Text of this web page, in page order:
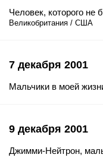
Человек, которого не
Великобритания / США
7 декабря 2001
Мальчики в моей
9 декабря 2001
Джимми-Нейтрон,